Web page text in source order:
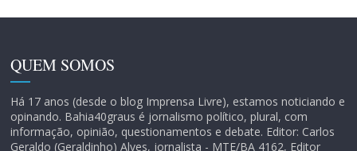
QUEM SOMOS
Há 17 anos (desde o blog Imprensa Livre), estamos noticiando e
opinando. Bahia40graus é jornalismo político, plural, com
informação, opinião, questionamentos e debate. Editor: Carlos
Geraldo (Geraldinho) Alves, jornalista - MTE/BA 4162, Editor